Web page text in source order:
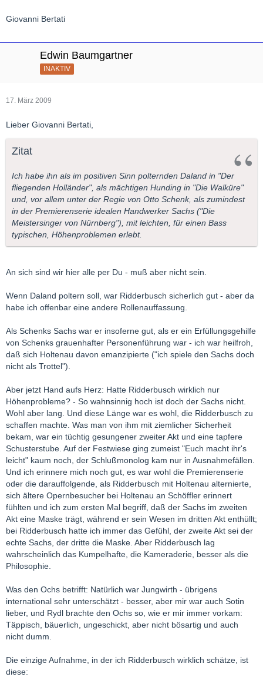
Giovanni Bertati
Edwin Baumgartner
INAKTIV
17. März 2009
Lieber Giovanni Bertati,
Zitat
Ich habe ihn als im positiven Sinn polternden Daland in "Der
fliegenden Holländer", als mächtigen Hunding in "Die Walküre"
und, vor allem unter der Regie von Otto Schenk, als zumindest
in der Premierenserie idealen Handwerker Sachs ("Die
Meistersinger von Nürnberg"), mit leichten, für einen Bass
typischen, Höhenproblemen erlebt.
An sich sind wir hier alle per Du - muß aber nicht sein.
Wenn Daland poltern soll, war Ridderbusch sicherlich gut - aber da
habe ich offenbar eine andere Rollenauffassung.
Als Schenks Sachs war er insoferne gut, als er ein Erfüllungsgehilfe
von Schenks grauenhafter Personenführung war - ich war heilfroh,
daß sich Holtenau davon emanzipierte ("ich spiele den Sachs doch
nicht als Trottel").
Aber jetzt Hand aufs Herz: Hatte Ridderbusch wirklich nur
Höhenprobleme? - So wahnsinnig hoch ist doch der Sachs nicht.
Wohl aber lang. Und diese Länge war es wohl, die Ridderbusch zu
schaffen machte. Was man von ihm mit ziemlicher Sicherheit
bekam, war ein tüchtig gesungener zweiter Akt und eine tapfere
Schusterstube. Auf der Festwiese ging zumeist "Euch macht ihr's
leicht" kaum noch, der Schlußmonolog kam nur in Ausnahmefällen.
Und ich erinnere mich noch gut, es war wohl die Premierenserie
oder die darauffolgende, als Ridderbusch mit Holtenau alternierte,
sich ältere Opernbesucher bei Holtenau an Schöffler erinnert
fühlten und ich zum ersten Mal begriff, daß der Sachs im zweiten
Akt eine Maske trägt, während er sein Wesen im dritten Akt enthüllt;
bei Ridderbusch hatte ich immer das Gefühl, der zweite Akt sei der
echte Sachs, der dritte die Maske. Aber Ridderbusch lag
wahrscheinlich das Kumpelhafte, die Kameraderie, besser als die
Philosophie.
Was den Ochs betrifft: Natürlich war Jungwirth - übrigens
international sehr unterschätzt - besser, aber mir war auch Sotin
lieber, und Rydl brachte den Ochs so, wie er mir immer vorkam:
Täppisch, bäuerlich, ungeschickt, aber nicht bösartig und auch
nicht dumm.
Die einzige Aufnahme, in der ich Ridderbusch wirklich schätze, ist
diese: